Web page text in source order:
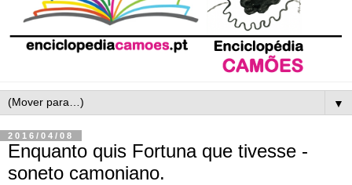
▼
2016/04/08
Enquanto quis Fortuna que tivesse -
soneto camoniano.